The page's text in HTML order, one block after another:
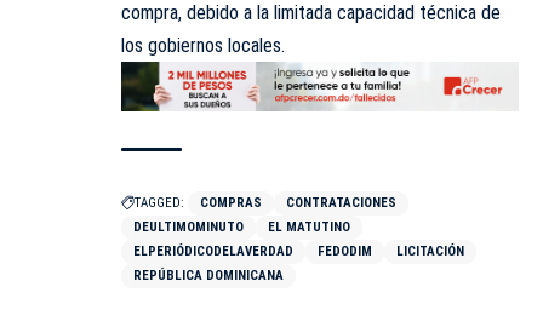
compra, debido a la limitada capacidad técnica de
los gobiernos locales.
TAGGED: COMPRAS
CONTRATACIONES
DEULTIMOMINUTO
EL MATUTINO
ELPERIÓDICODELAVERDAD
FEDODIM
LICITACIÓN
REPÚBLICA DOMINICANA